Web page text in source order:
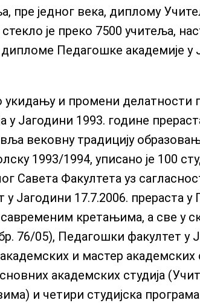
пре једног века, диплому
је преко 7500 учитеља,
Педагошке академије у
и промени делатности
Јагодини 1993. године
вековну традицију
1993/1994, уписано је 100
Савета Факултета уз
у Јагодини 17.7.2006. прераста
савременим кретањима, а све у
76/05), Педагошки факултет у
и мастер академских
академских студија
и четири студијска